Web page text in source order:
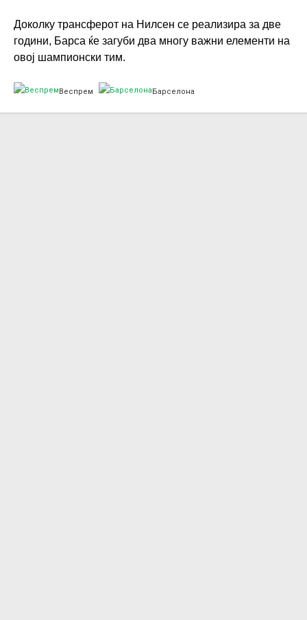
Доколку трансферот на Нилсен се реализира за две
години, Барса ќе загуби два многу важни елементи на
овој шампионски тим.
Веспрем Барселона